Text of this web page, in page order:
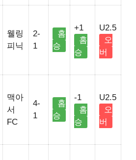
웰링
피닉
2-
1
홈
승
+1
홈
승
U2.5
오
버
맥아
서
FC
4-
1
홈
승
-1
홈
승
U2.5
오
버